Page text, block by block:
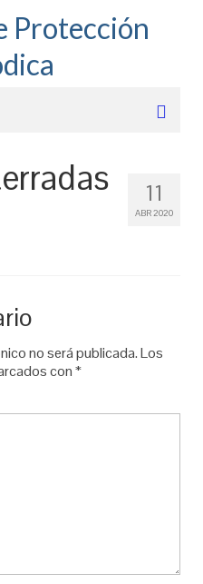
11
ABR 2020
no será publicada.Los
con*